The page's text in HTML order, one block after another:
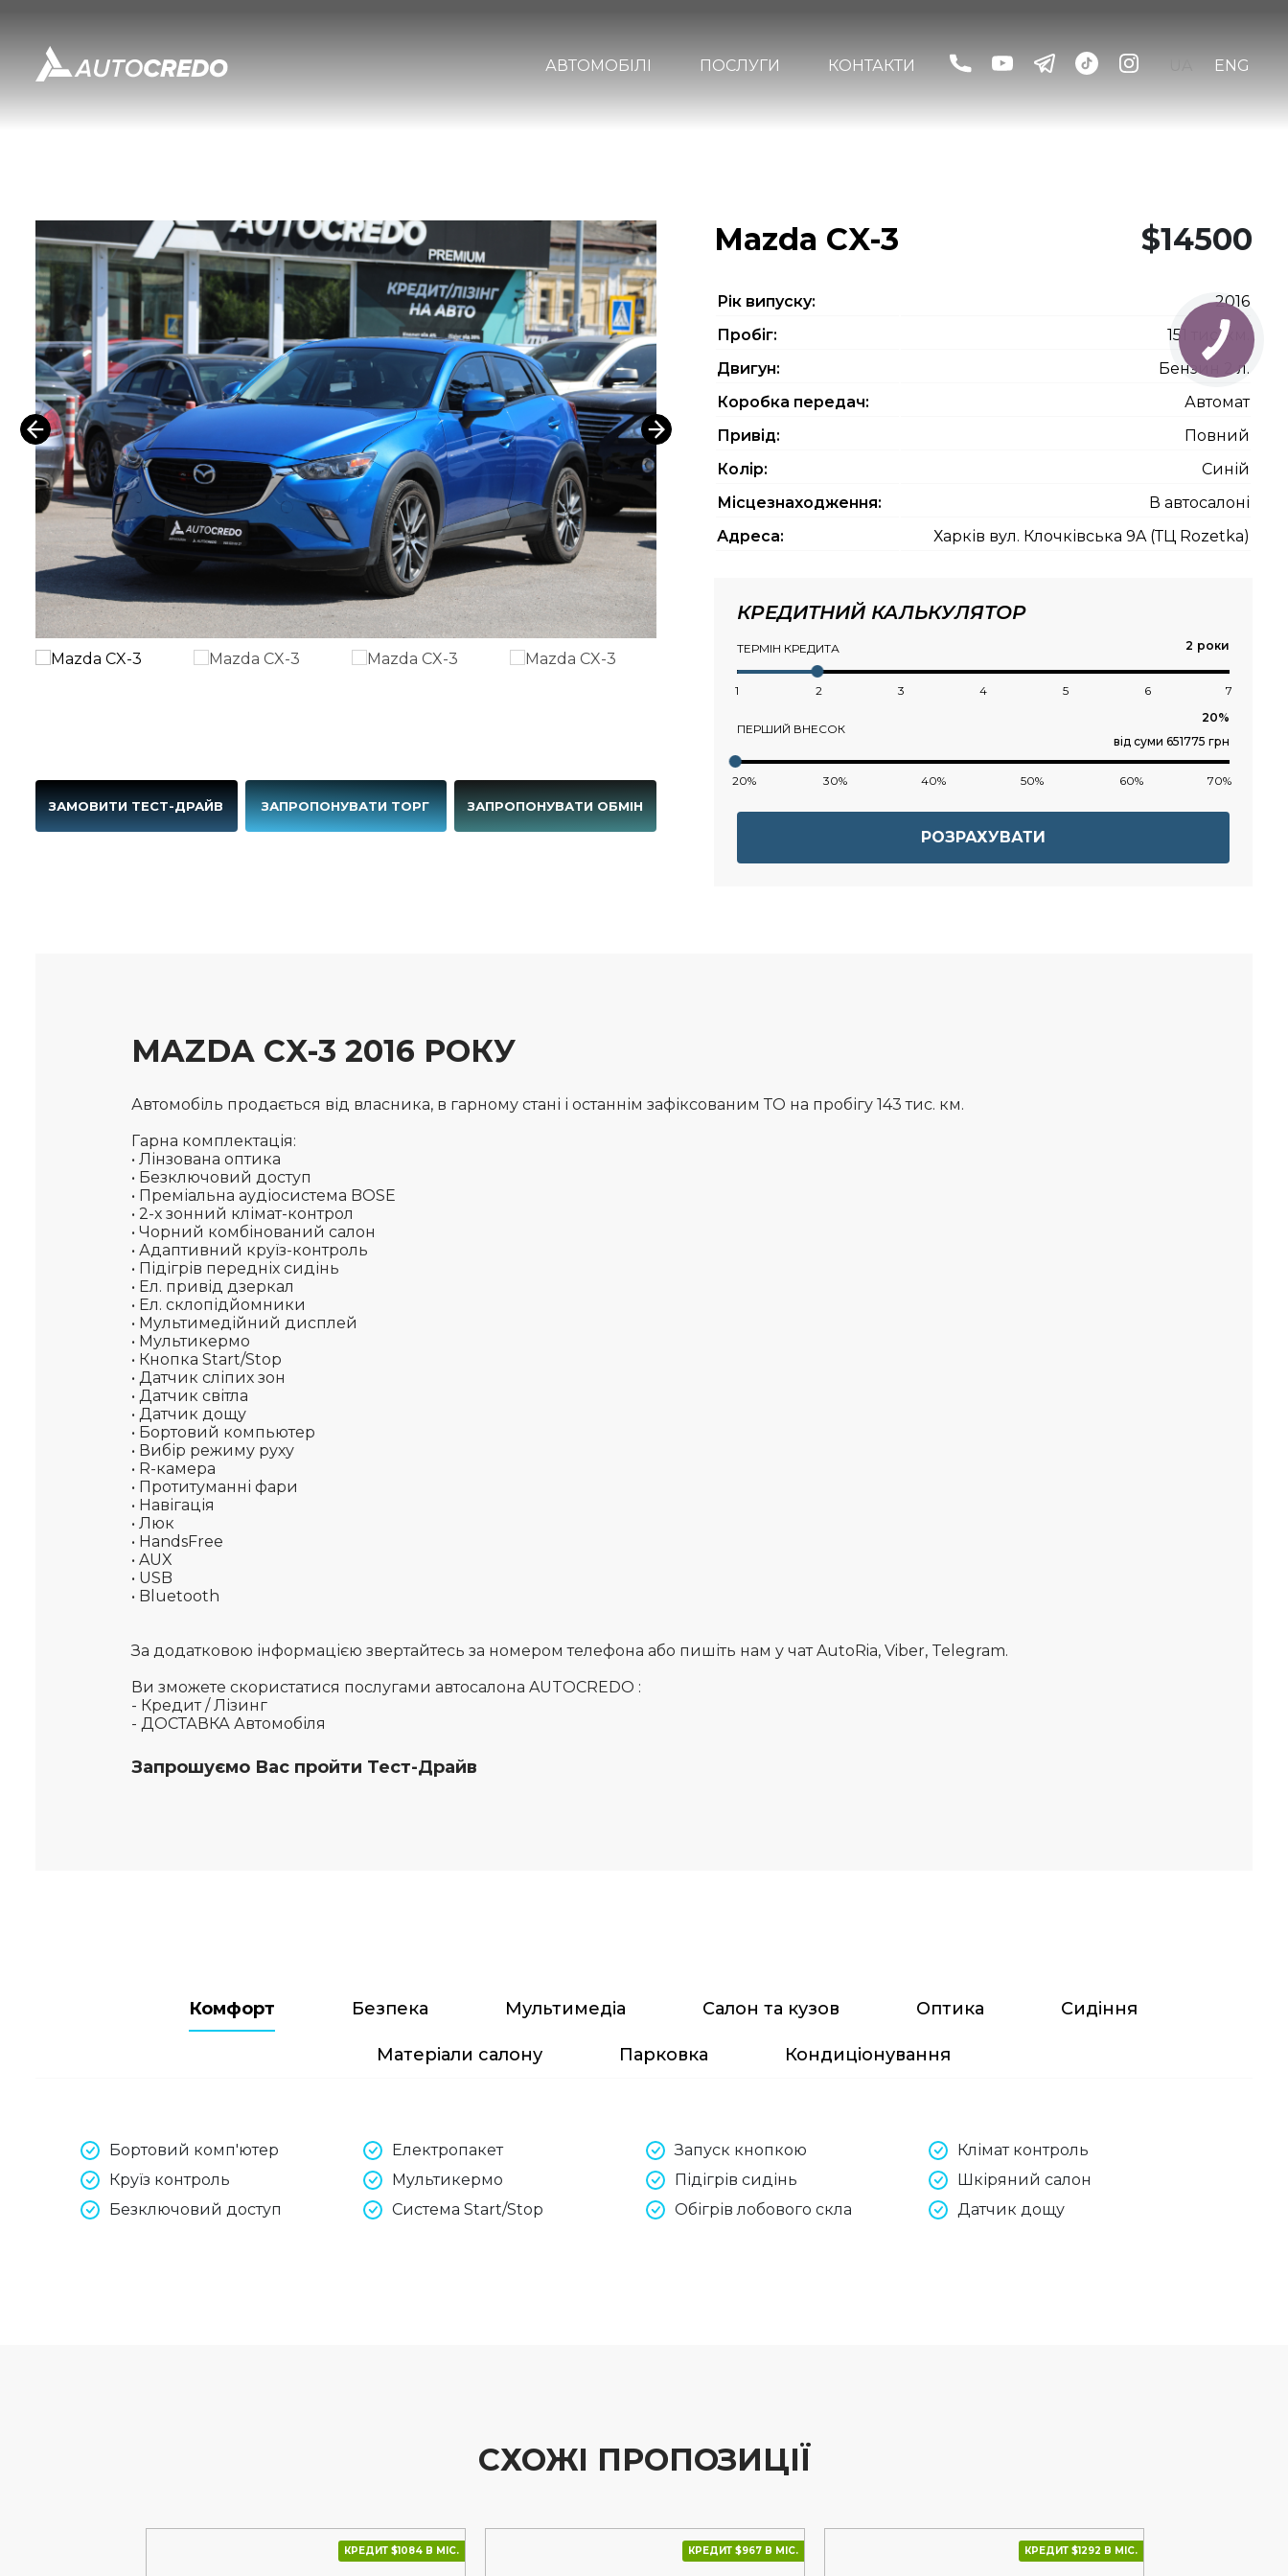
АВТОМОБІЛІ ПОСЛУГИ КОНТАКТИ ENG
ЗАМОВИТИ ТЕСТ-ДРАЙВ ЗАПРОПОНУВАТИ ТОРГ ЗАПРОПОНУВАТИ ОБМІН
Mazda CX-3 $14500
Рiк випуску:
2016
Пробіг:
151 тис. км.
Двигун:
Бензин 2 л.
Коробка передач:
Автомат
Привід:
Повний
Колір:
Синій
Місцезнаходження:
В автосалоні
Адреса:
Харків вул. Клочківська 9A (ТЦ Rozetka)
КРЕДИТНИЙ КАЛЬКУЛЯТОР
ТЕРМІН КРЕДИТА роки
1 2 3 4 5 6 7
ПЕРШИЙ ВНЕСОК
від суми 651775 грн
20% 30% 40% 50% 60% 70%
РОЗРАХУВАТИ
MAZDA CX-3 2016 РОКУ
Автомобіль продається від власника, в гарному стані і останнім зафіксованим ТО на пробігу 143 тис. км.
Гарна комплектація:
• Лінзована оптика
• Безключовий доступ
• Преміальна аудіосистема BOSE
• 2-х зонний клімат-контрол
• Чорний комбінований салон
• Адаптивний круїз-контроль
• Підігрів передніх сидінь
• Ел. привід дзеркал
• Ел. склопідйомники
• Мультимедійний дисплей
• Мультикермо
• Кнопка Start/Stop
• Датчик сліпих зон
• Датчик світла
• Датчик дощу
• Бортовий компьютер
• Вибір режиму руху
• R-камера
• Протитуманні фари
• Навігація
• Люк
• HandsFree
• AUX
• USB
• Bluetooth
За додатковою інформацією звертайтесь за номером телефона або пишіть нам у чат AutoRia, Viber, Telegram.
Ви зможете скористатися послугами автосалона AUTOCREDO :
- Кредит / Лізинг
- ДОСТАВКА Автомобіля
Запрошуємо Вас пройти Тест-Драйв
Комфорт Безпека Мультимедіа Салон та кузов Оптика Сидіння
Матеріали салону Парковка Кондиціонування
Бортовий комп'ютер Електропакет Запуск кнопкою
Клімат контроль
Круїз контроль
Мультикермо Підігрів сидінь
Шкіряний салон
Безключовий доступ
Система Start/Stop Обігрів лобового скла Датчик дощу
СХОЖІ ПРОПОЗИЦІЇ
КРЕДИТ $1084 В МІС. КРЕДИТ $967 В МІС. КРЕДИТ $1292 В МІС.